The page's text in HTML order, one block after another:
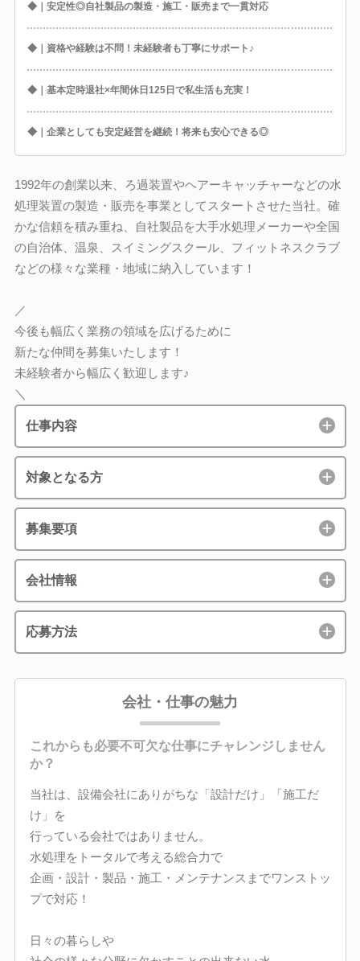
◆｜安定性◎自社製品の製造・施工・販売まで一貫対応
◆｜資格や経験は不問！未経験者も丁寧にサポート♪
◆｜基本定時退社×年間休日125日で私生活も充実！
◆｜企業としても安定経営を継続！将来も安心できる◎
1992年の創業以来、ろ過装置やヘアーキャッチャーなどの水
処理装置の製造・販売を事業としてスタートさせた当社。確
かな信頼を積み重ね、自社製品を大手水処理メーカーや全国
の自治体、温泉、スイミングスクール、フィットネスクラブ
などの様々な業種・地域に納入しています！
／
今後も幅広く業務の領域を広げるために
新たな仲間を募集いたします！
未経験者から幅広く歓迎します♪
＼
仕事内容
対象となる方
募集要項
会社情報
応募方法
会社・仕事の魅力
これからも必要不可欠な仕事にチャレンジしません
か？
当社は、設備会社にありがちな「設計だけ」「施工だ
け」を
行っている会社ではありません。
水処理をトータルで考える総合力で
企画・設計・製品・施工・メンテナンスまでワンストッ
プで対応！
日々の暮らしや